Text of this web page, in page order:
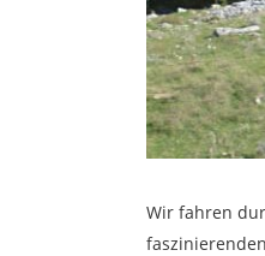
Wir fahren